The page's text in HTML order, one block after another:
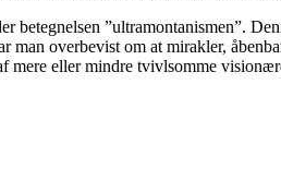
”ultramontanismen”.
overbevist om at mirakler,
mere eller mindre tvivlsomme